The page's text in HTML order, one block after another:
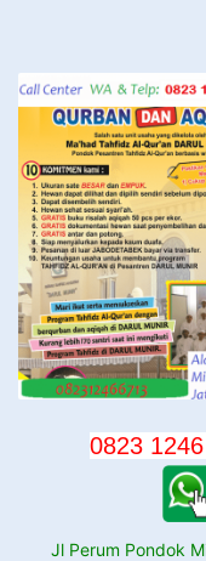
konten
0823
Jl Perum Pondok